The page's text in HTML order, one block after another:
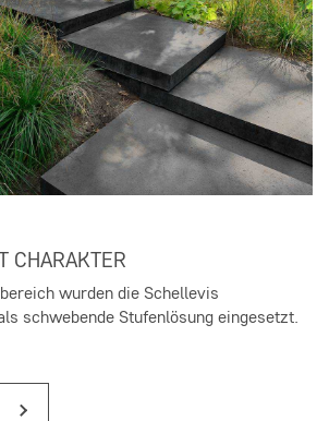
CHARAKTER
wurden die Schellevis
schwebende Stufenlösung eingesetzt.